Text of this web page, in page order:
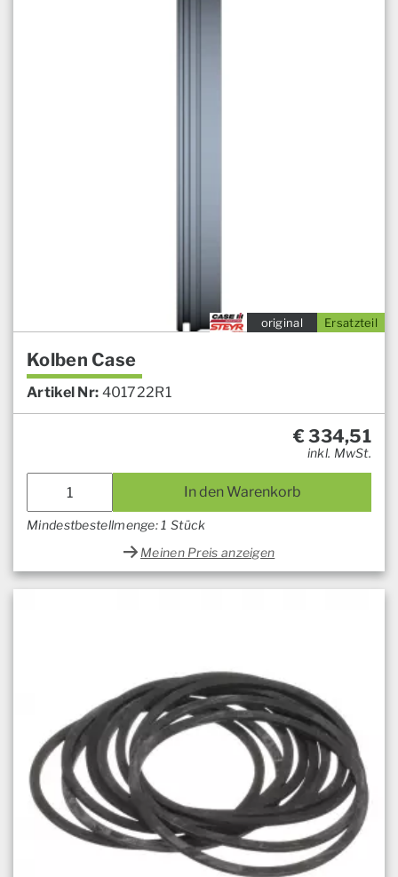
Ersatzteil
original
Kolben Case
Artikel Nr: 401722R1
€334,51
inkl. MwSt.
In den Warenkorb
Mindestbestellmenge: 1 Stück
Meinen Preis anzeigen